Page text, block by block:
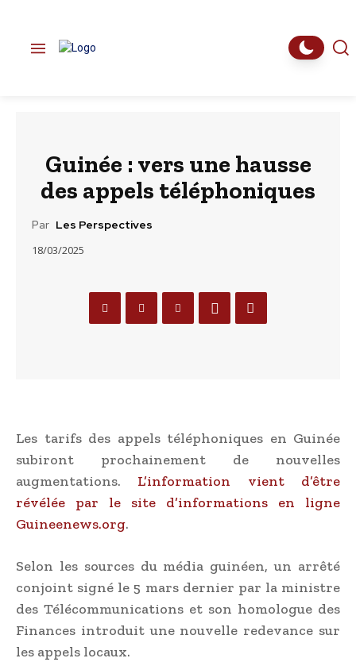
Guinée : vers une hausse
des appels téléphoniques
Par Les Perspectives
18/03/2025
Les tarifs des appels téléphoniques en Guinée
subiront prochainement de nouvelles
augmentations. L’information vient d’être
révélée par le site d’informations en ligne
Guineenews.org.
Selon les sources du média guinéen, un arrêté
conjoint signé le 5 mars dernier par la ministre
des Télécommunications et son homologue des
Finances introduit une nouvelle redevance sur
les appels locaux.